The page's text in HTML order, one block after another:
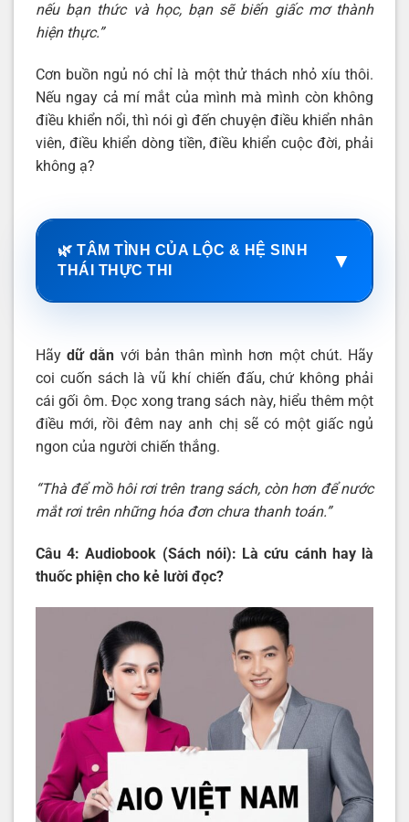
nếu bạn thức và học, bạn sẽ biến giấc mơ thành
hiện thực.”
Cơn buồn ngủ nó chỉ là một thử thách nhỏ xíu thôi.
Nếu ngay cả mí mắt của mình mà mình còn không
điều khiển nổi, thì nói gì đến chuyện điều khiển nhân
viên, điều khiển dòng tiền, điều khiển cuộc đời, phải
không ạ?
🌿 TÂM TÌNH CỦA LỘC & HỆ SINH
THÁI THỰC THI
▼
Hãydữ dằn với bản thân mình hơn một chút. Hãy
coi cuốn sách là vũ khí chiến đấu, chứ không phải
cái gối ôm. Đọc xong trang sách này, hiểu thêm một
điều mới, rồi đêm nay anh chị sẽ có một giấc ngủ
ngon của người chiến thắng.
“Thà để mồ hôi rơi trên trang sách, còn hơn để nước
mắt rơi trên những hóa đơn chưa thanh toán.”
Câu 4: Audiobook (Sách nói): Là cứu cánh hay là
thuốc phiện cho kẻ lười đọc?